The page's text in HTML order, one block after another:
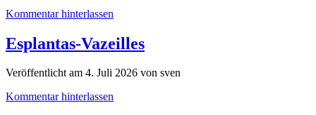
Kommentar hinterlassen
Esplantas-Vazeilles
Veröffentlicht am 4. Juli 2026 von sven
Kommentar hinterlassen